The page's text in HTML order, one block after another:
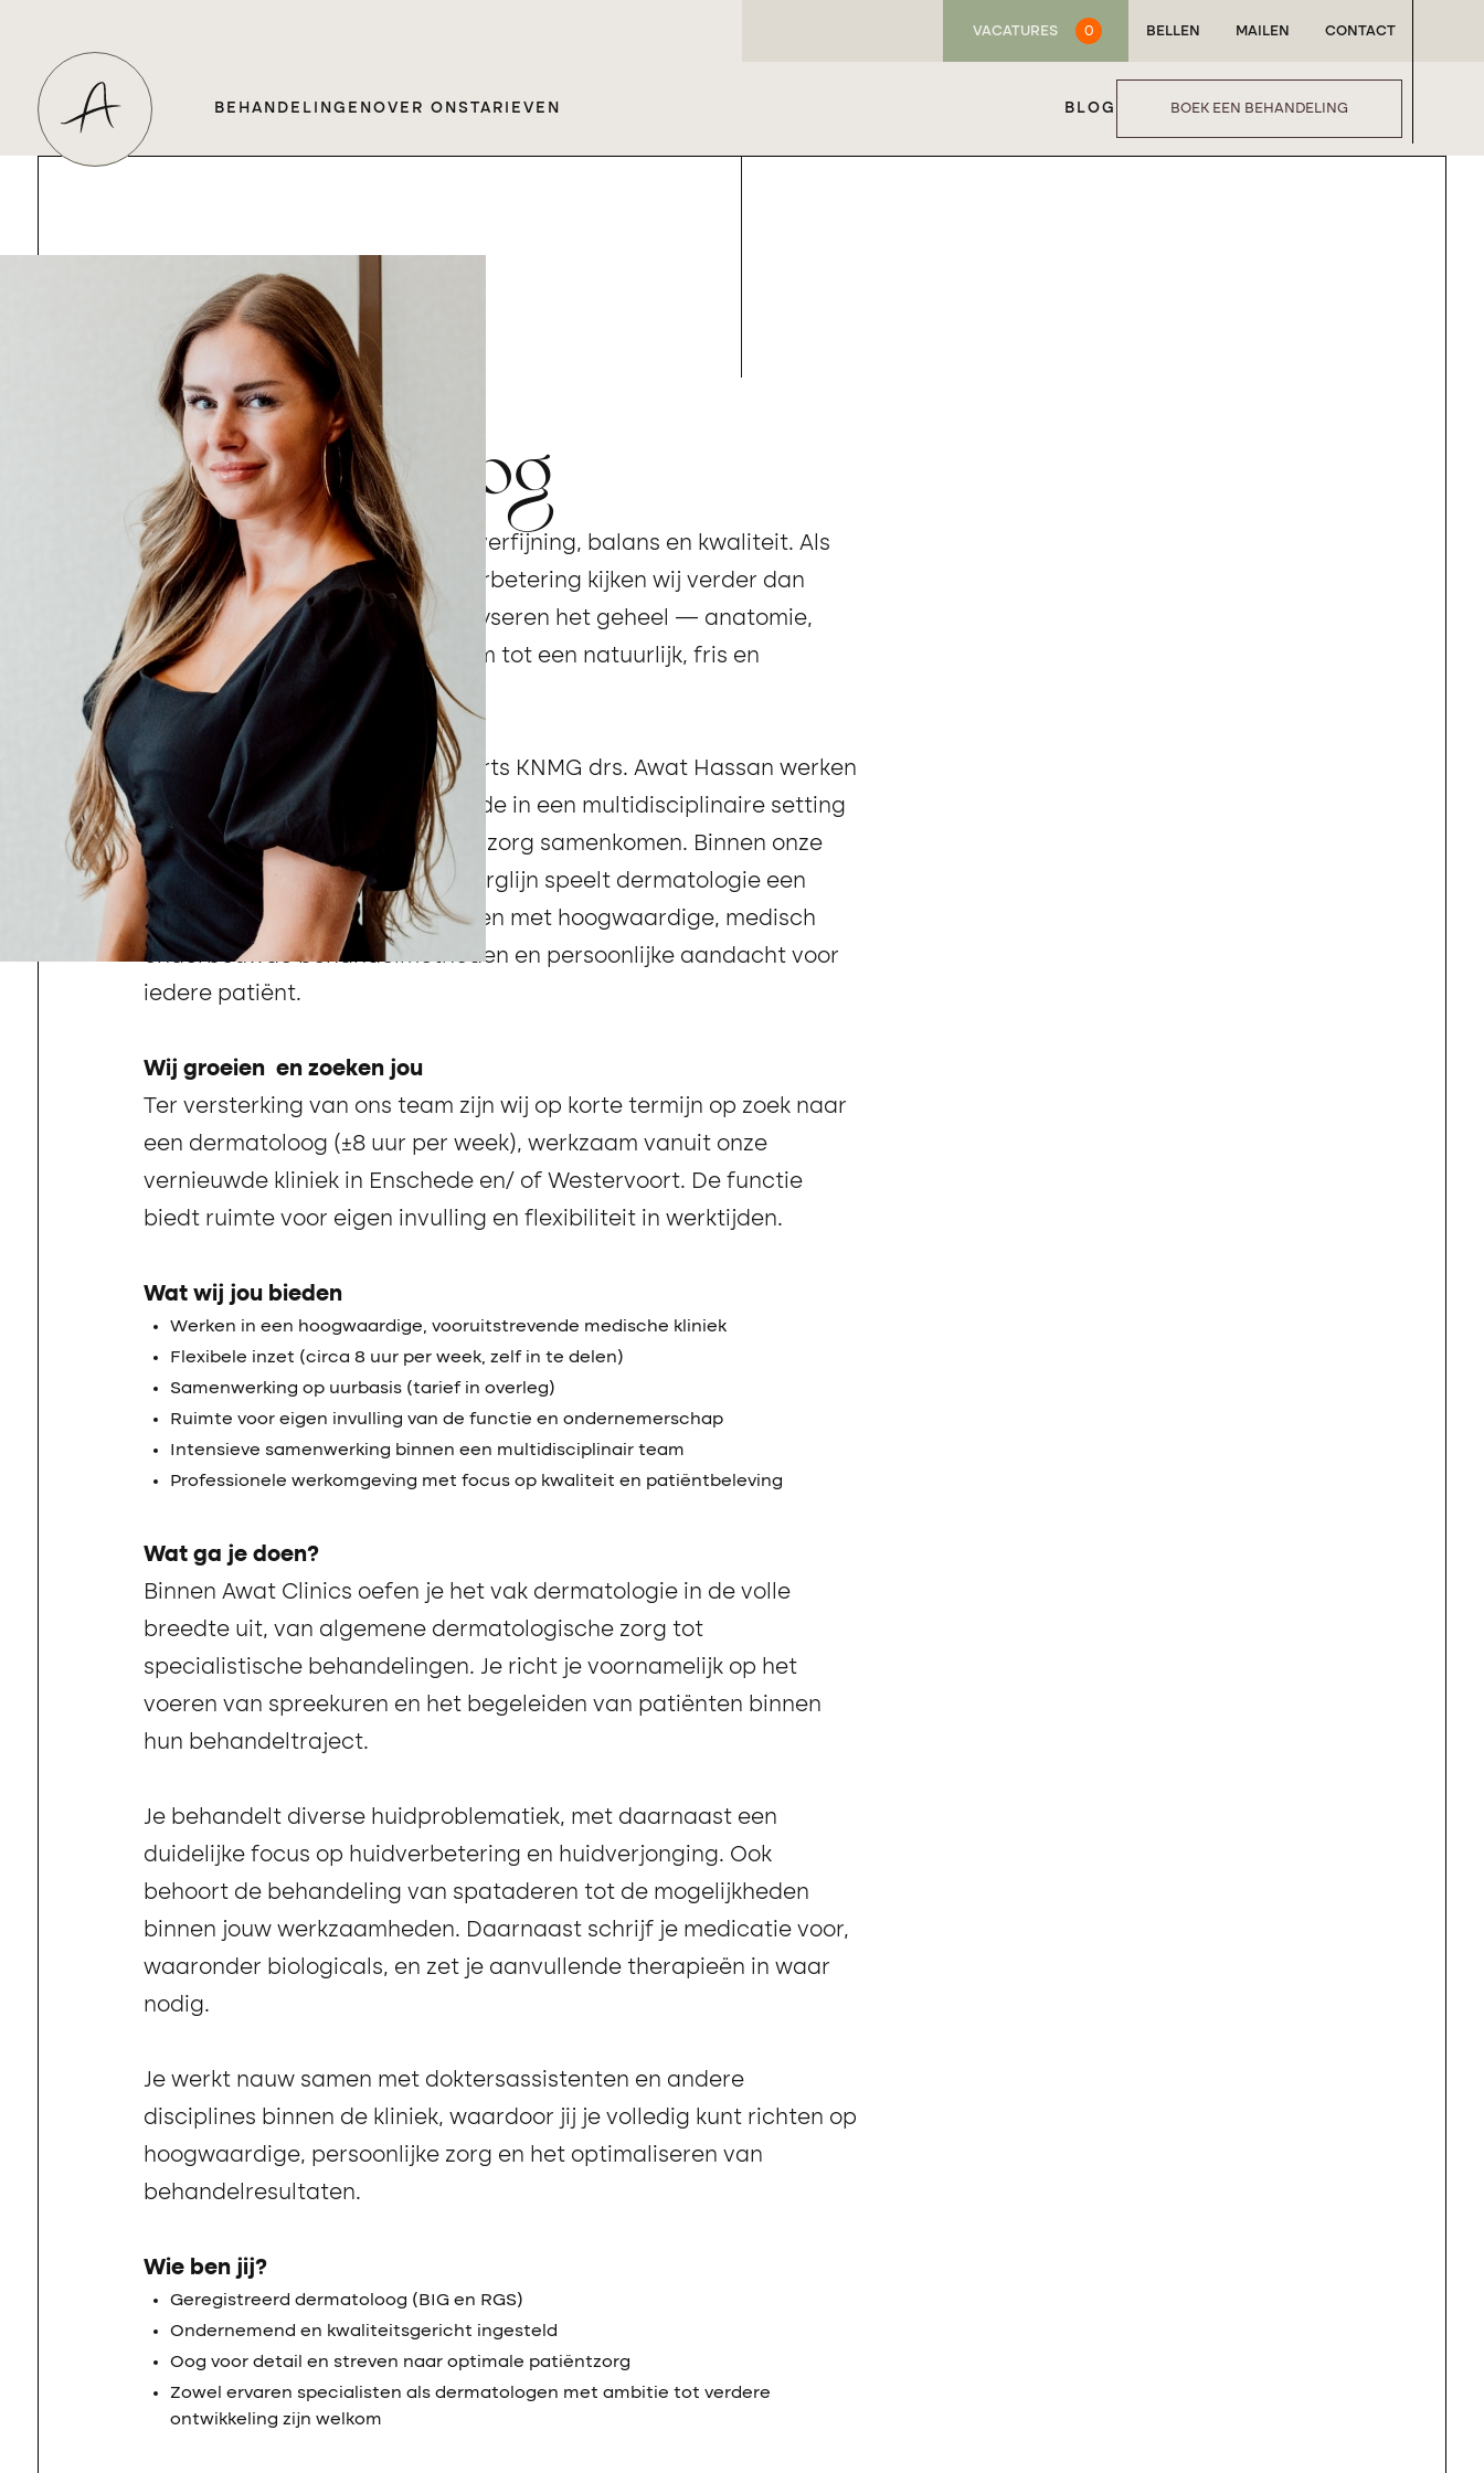
VACATURES 0 BELLEN MAILEN CONTACT
BEHANDELINGEN OVER ONS TARIEVEN BLOG BOEK EEN BEHANDELING
Home Vacatures Dermatoloog
Dermatoloog
Bij Awat Clinics draait alles om verfijning, balans en kwaliteit. Als
experts in injectables en huidverbetering kijken wij verder dan
alleen de behandeling. Wij analyseren het geheel — anatomie,
huidkwaliteit en uitstraling — om tot een natuurlijk, fris en
harmonieus resultaat te komen.
Onder leiding van cosmetisch arts KNMG drs. Awat Hassan werken
wij vanuit onze kliniek in Enschede in een multidisciplinaire setting
waar medische en cosmetische zorg samenkomen. Binnen onze
cosmetisch-dermatologische zorglijn speelt dermatologie een
belangrijke rol, waarbij wij werken met hoogwaardige, medisch
onderbouwde behandelmethoden en persoonlijke aandacht voor
iedere patiënt.
Wij groeien en zoeken jou
Ter versterking van ons team zijn wij op korte termijn op zoek naar
een dermatoloog (±8 uur per week), werkzaam vanuit onze
vernieuwde kliniek in Enschede en/ of Westervoort. De functie
biedt ruimte voor eigen invulling en flexibiliteit in werktijden.
Wat wij jou bieden
Werken in een hoogwaardige, vooruitstrevende medische kliniek
Flexibele inzet (circa 8 uur per week, zelf in te delen)
Samenwerking op uurbasis (tarief in overleg)
Ruimte voor eigen invulling van de functie en ondernemerschap
Intensieve samenwerking binnen een multidisciplinair team
Professionele werkomgeving met focus op kwaliteit en patiëntbeleving
Wat ga je doen?
Binnen Awat Clinics oefen je het vak dermatologie in de volle
breedte uit, van algemene dermatologische zorg tot
specialistische behandelingen. Je richt je voornamelijk op het
voeren van spreekuren en het begeleiden van patiënten binnen
hun behandeltraject.
Je behandelt diverse huidproblematiek, met daarnaast een
duidelijke focus op huidverbetering en huidverjonging. Ook
behoort de behandeling van spataderen tot de mogelijkheden
binnen jouw werkzaamheden. Daarnaast schrijf je medicatie voor,
waaronder biologicals, en zet je aanvullende therapieën in waar
nodig.
Je werkt nauw samen met doktersassistenten en andere
disciplines binnen de kliniek, waardoor jij je volledig kunt richten op
hoogwaardige, persoonlijke zorg en het optimaliseren van
behandelresultaten.
Wie ben jij?
Geregistreerd dermatoloog (BIG en RGS)
Ondernemend en kwaliteitsgericht ingesteld
Oog voor detail en streven naar optimale patiëntzorg
Zowel ervaren specialisten als dermatologen met ambitie tot verdere
ontwikkeling zijn welkom